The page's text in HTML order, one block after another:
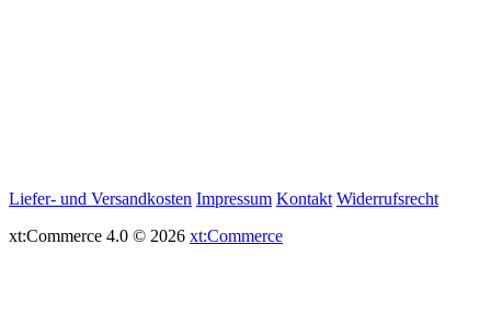
Liefer- und Versandkosten Impressum Kontakt Widerrufsrecht
xt:Commerce 4.0 © 2026 xt:Commerce